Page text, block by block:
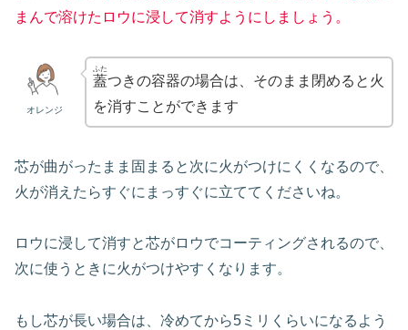
まんで溶けたロウに浸して消すようにしましょう。
オレンジ
蓋
ふた
つきの容器の場合は、そのまま閉めると火
を消すことができます
芯が曲がったまま固まると次に火がつけにくくなるので、
火が消えたらすぐにまっすぐに立ててくださいね。
ロウに浸して消すと芯がロウでコーティングされるので、
次に使うときに火がつけやすくなります。
もし芯が長い場合は、冷めてから5ミリくらいになるよう